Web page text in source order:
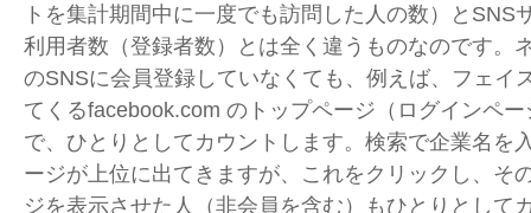
トを集計期間中に一度でも訪問した人の数）とSNS
利用者数（登録者数）とは全く違うものなのです。
のSNSに会員登録していなくても、例えば、フェイ
てくるfacebook.com のトップページ（ログインペ
で、ひとりとしてカウントします。検索で企業名を
ージが上位に出てきますが、これをクリックし、そ
ジを表示させた人（非会員を含む）もひとりとして